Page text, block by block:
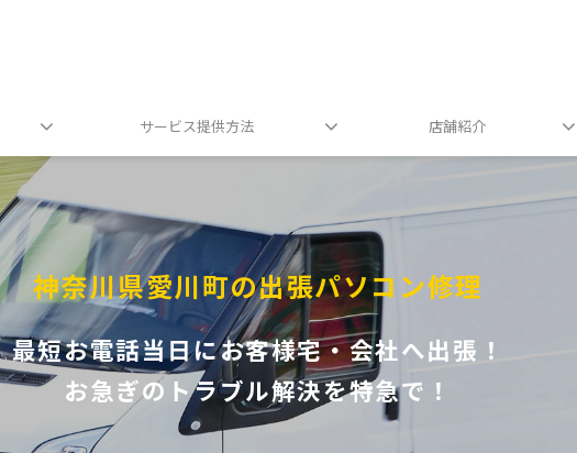
サービス提供方法 店舗紹介
神奈川県愛川町の出張パソコン修理
最短お電話当日にお客様宅・会社へ出張！
お急ぎのトラブル解決を特急で！